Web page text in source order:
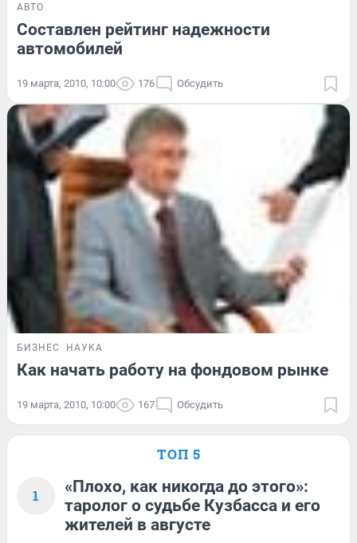
АВТО
Составлен рейтинг надежности
автомобилей
19 марта, 2010, 10:00 176 Обсудить
БИЗНЕС НАУКА
Как начать работу на фондовом рынке
19 марта, 2010, 10:00 167 Обсудить
ТОП 5
1
«Плохо, как никогда до этого»:
таролог о судьбе Кузбасса и его
жителей в августе